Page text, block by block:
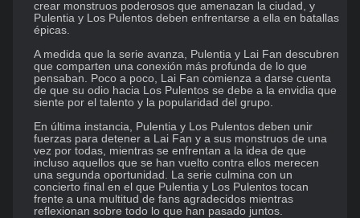
crear monstruos poderosos que amenazan la ciudad, y
Pulentia y Los Pulentos deben enfrentarse a ella en batallas
épicas.
A medida que la serie avanza, Pulentia y Lai Fan descubren
que comparten una conexión más profunda de lo que
pensaban. Poco a poco, Lai Fan comienza a darse cuenta
de que su odio hacia Los Pulentos se debe a la envidia que
siente por el talento y la popularidad del grupo.
En última instancia, Pulentia y Los Pulentos deben unir
fuerzas para detener a Lai Fan y a sus monstruos de una
vez por todas, mientras se enfrentan a la idea de que
incluso aquellos que se han vuelto contra ellos merecen
una segunda oportunidad. La serie culmina con un
concierto final en el que Pulentia y Los Pulentos tocan
frente a una multitud de fans agradecidos mientras
reflexionan sobre todo lo que han pasado juntos.